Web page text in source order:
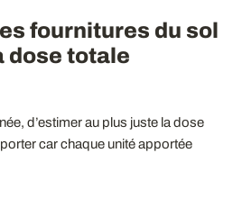
fournitures du sol
dose totale
d’estimer au plus juste la dose
car chaque unité apportée